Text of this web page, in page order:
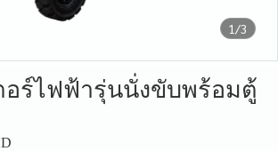
1/3
อร์ไฟฟ้ารุ่นนั่งขับพร้อมตู้